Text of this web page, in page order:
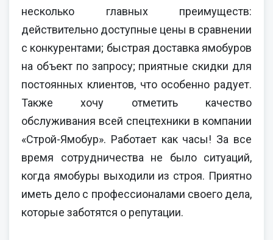
несколько главных преимуществ:
действительно доступные цены в сравнении
с конкурентами; быстрая доставка ямобуров
на объект по запросу; приятные скидки для
постоянных клиентов, что особенно радует.
Также хочу отметить качество
обслуживания всей спецтехники в компании
«Строй-Ямобур». Работает как часы! За все
время сотрудничества не было ситуаций,
когда ямобуры выходили из строя. Приятно
иметь дело с профессионалами своего дела,
которые заботятся о репутации.